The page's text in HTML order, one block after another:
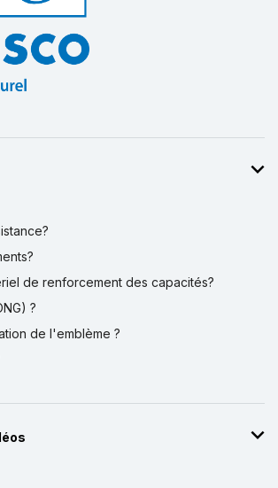
de renforcement des capacités?
?
de l'emblème ?